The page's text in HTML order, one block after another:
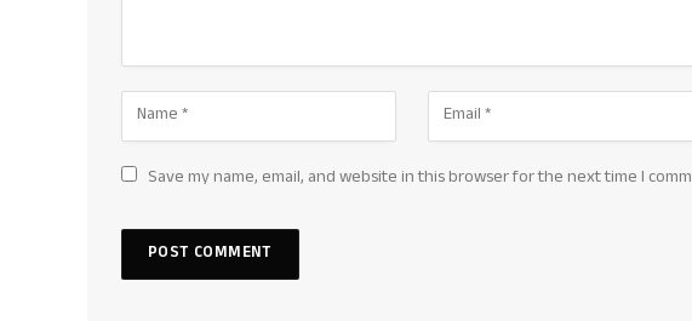
Save my name, email, and website in this browser for the next time I